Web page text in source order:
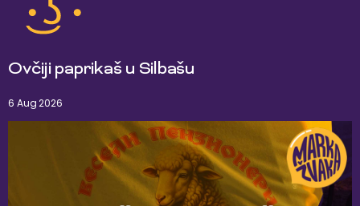
Ovčiji paprikaš u Silbašu
6 Aug 2026